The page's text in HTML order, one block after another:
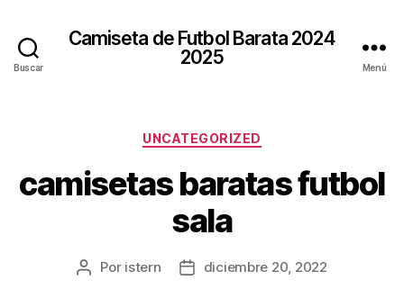
Buscar
Camiseta de Futbol Barata 2024
2025
Menú
Categorías
UNCATEGORIZED
camisetas baratas futbol
sala
Autor
Por istern
Fechadiciembre 20, 2022